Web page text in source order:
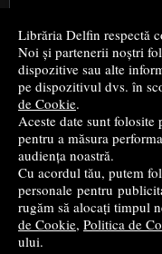
Librăria Delfin respectă
Noi și partenerii noștri
dispozitive sau alte
pe dispozitivul dvs. în
de Cookie.
Aceste date sunt folosite
pentru a măsura
audiența noastră.
Cu acordul tău, putem
personale pentru
rugăm să alocați timpul
de Cookie, Politica de
ului.
Cele mai bune cărți de
Top cărți beletristică
...toate știrile
© 2004
Magazin